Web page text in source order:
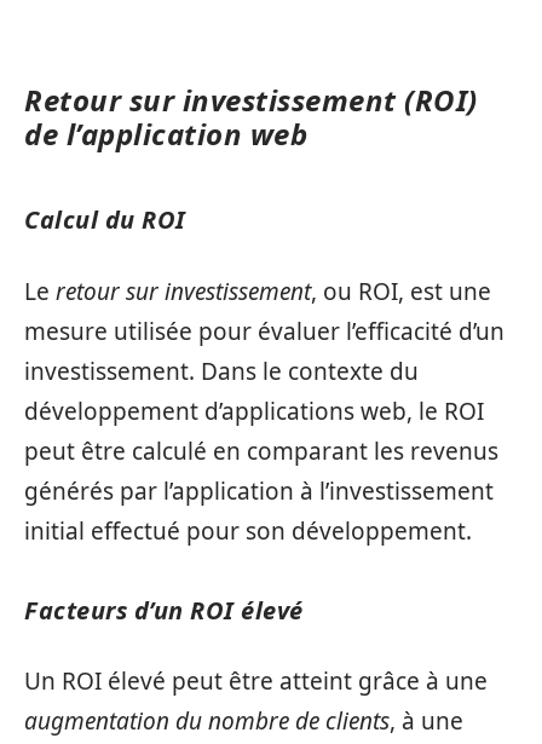
Retour sur investissement (ROI)
de l’application web
Calcul du ROI
Le retour sur investissement, ou ROI, est une
mesure utilisée pour évaluer l’efficacité d’un
investissement. Dans le contexte du
développement d’applications web, le ROI
peut être calculé en comparant les revenus
générés par l’application à l’investissement
initial effectué pour son développement.
Facteurs d’un ROI élevé
Un ROI élevé peut être atteint grâce à une
augmentation du nombre de clients, à une